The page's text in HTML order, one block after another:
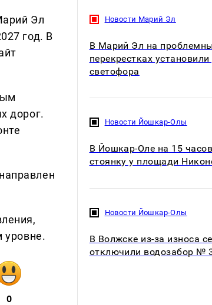
Эл
год. В
дорог.
уровне.
0
Новости Марий Эл
В Марий Эл на
перекрестках
светофора
Новости Йошкар-Олы
В Йошкар-Оле на 15
стоянку у площади
Новости Йошкар-Олы
В Волжске из-за износа
отключили водозабор №